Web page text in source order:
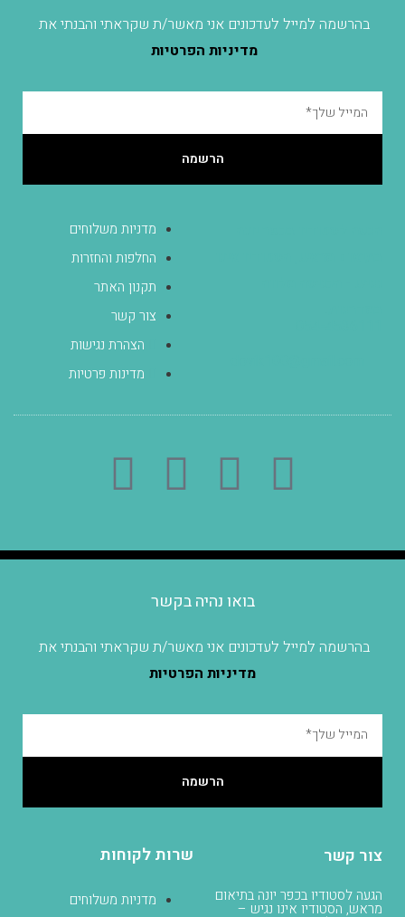
מדניות משלוחים
החלפות והחזרות
תקנון האתר
צור קשר
הצהרת נגישות
מדינות פרטיות
בהרשמה למייל לעדכונים אני מאשר/ת שקראתי והבנתי את
מדיניות הפרטיות
הרשמה
שרות לקוחות
מדניות משלוחים
צור קשר
הגעה לסטודיו בכפר יונה בתיאום
מראש, הסטודיו אינו נגיש –
בואו נהיה בקשר
בהרשמה למייל לעדכונים אני מאשר/ת שקראתי והבנתי את
מדיניות הפרטיות
הרשמה